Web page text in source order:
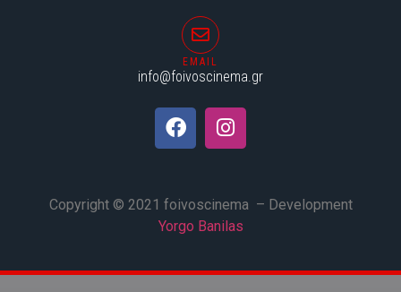
EMAIL
info@foivoscinema.gr
Copyright © 2021 foivoscinema – Development
Yorgo Banilas